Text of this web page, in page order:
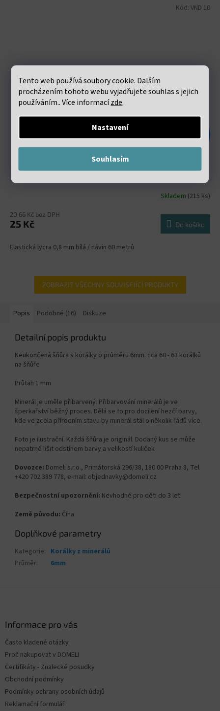
Tento web používá soubory cookie. Dalším
procházením tohoto webu vyjadřujete souhlas s jejich
používáním.. Více informacízde.
Nastavení
Souhlasím
–47 %
Elastická lycra 0.8mm bílá návin 60 metrů
Skladem (215 ks)
20,66 Kč bez DPH
25 Kč Do košíku
Elastická lycra 0,8 mm bílá / návin 60 metrů
Kód: VND 10
ZOBRAZIT VŠECHNY SOUVISEJÍCÍ PRODUKTY
Popis Podobné (16) Diskuze
Detailní popis produktu
Neukončená šňůra s korálky o průměru 6mm. cca 60 - 63 korálků
na šňůře
Průtah 1 mm
Minerál je uměle přibarvený. Přibarvování minerálů je ve
šperkařství běžný proces. Dělá se to pro docílení hezčí barvy,
kde ve zcela přírodním stavu by minerál stál o několik řádů více.
Foto je ilustrační. Každá šňůra je originál. Dodaný kus se může
nepatrně lišit odstínem barvy a velikostí kuliček
Dovozce: Domeli s.r.o., Primátorská 296/38, 180 00 Praha 8, Tel
+420 702 389 778, e-mail: objednavky@domeli.cz
Bezpečnostní upozornění: Nevhodné pro děti do 3 let
Země původu: Čína
Doplňkové parametry
Kategorie: Korálky z minerálů
Průměr: 6mm
Informace pro vás
Často kladené otázky
Proč nakupovat v DOMELI
Certifikáty - Znalecké posudky
Obchodní podmínky
Podmínky ochrany osobních údajů
Reklamační formulář